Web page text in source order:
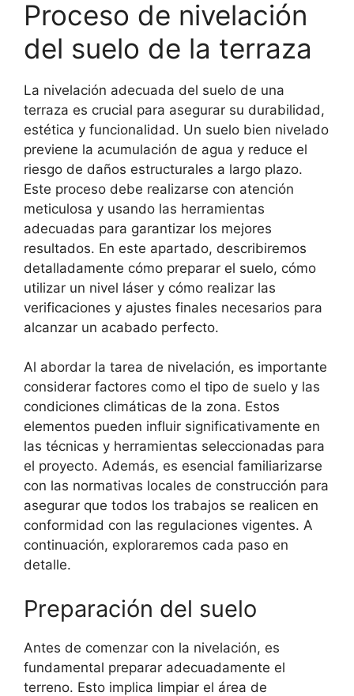
Proceso de nivelación
del suelo de la terraza
La nivelación adecuada del suelo de una
terraza es crucial para asegurar su durabilidad,
estética y funcionalidad. Un suelo bien nivelado
previene la acumulación de agua y reduce el
riesgo de daños estructurales a largo plazo.
Este proceso debe realizarse con atención
meticulosa y usando las herramientas
adecuadas para garantizar los mejores
resultados. En este apartado, describiremos
detalladamente cómo preparar el suelo, cómo
utilizar un nivel láser y cómo realizar las
verificaciones y ajustes finales necesarios para
alcanzar un acabado perfecto.
Al abordar la tarea de nivelación, es importante
considerar factores como el tipo de suelo y las
condiciones climáticas de la zona. Estos
elementos pueden influir significativamente en
las técnicas y herramientas seleccionadas para
el proyecto. Además, es esencial familiarizarse
con las normativas locales de construcción para
asegurar que todos los trabajos se realicen en
conformidad con las regulaciones vigentes. A
continuación, exploraremos cada paso en
detalle.
Preparación del suelo
Antes de comenzar con la nivelación, es
fundamental preparar adecuadamente el
terreno. Esto implica limpiar el área de